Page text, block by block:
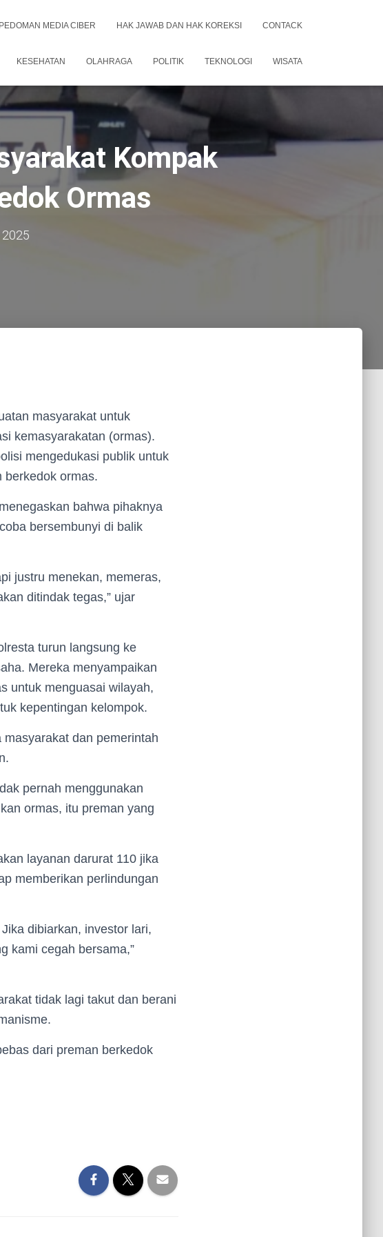
PEDOMAN MEDIA CIBER HAK JAWAB DAN HAK KOREKSI CONTACK
KESEHATAN OLAHRAGA POLITIK TEKNOLOGI WISATA
Kompak
Ormas
2025
masyarakat untuk
kemasyarakatan (ormas).
mengedukasi publik untuk
berkedok ormas.
bahwa pihaknya
bersembunyi di balik
justru menekan, memeras,
ditindak tegas,” ujar
turun langsung ke
Mereka menyampaikan
untuk menguasai wilayah,
kepentingan kelompok.
dan pemerintah
pernah menggunakan
ormas, itu preman yang
layanan darurat 110 jika
memberikan perlindungan
dibiarkan, investor lari,
kami cegah bersama,”
tidak lagi takut dan berani
dari preman berkedok